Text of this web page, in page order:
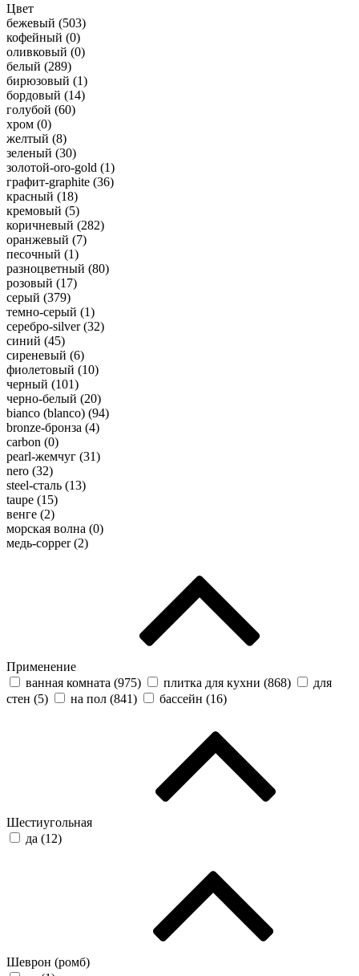
Цвет
бежевый (503)
кофейный (0)
оливковый (0)
белый (289)
бирюзовый (1)
бордовый (14)
голубой (60)
хром (0)
желтый (8)
зеленый (30)
золотой-oro-gold (1)
графит-graphite (36)
красный (18)
кремовый (5)
коричневый (282)
оранжевый (7)
песочный (1)
разноцветный (80)
розовый (17)
серый (379)
темно-серый (1)
серебро-silver (32)
синий (45)
сиреневый (6)
фиолетовый (10)
черный (101)
черно-белый (20)
bianco (blanco) (94)
bronze-бронза (4)
carbon (0)
pearl-жемчуг (31)
nero (32)
steel-сталь (13)
taupe (15)
венге (2)
морская волна (0)
медь-copper (2)
Применение
ванная комната (975) плитка для кухни (868)
для
стен (5) на пол (841) бассейн (16)
Шестиугольная
да (12)
Шеврон (ромб)